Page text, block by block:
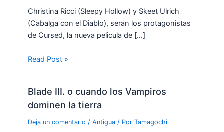
Christina Ricci (Sleepy Hollow) y Skeet Ulrich
(Cabalga con el Diablo), seran los protagonistas
de Cursed, la nueva pelicula de […]
Read Post »
Blade III. o cuando los Vampiros
dominen la tierra
Deja un comentario /Antigua / PorTamagochi